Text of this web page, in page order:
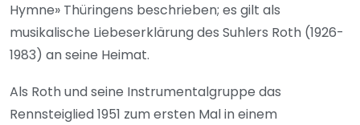
Hymne» Thüringens beschrieben; es gilt als
musikalische Liebeserklärung des Suhlers Roth (1926-
1983) an seine Heimat.
Als Roth und seine Instrumentalgruppe das
Rennsteiglied 1951 zum ersten Mal in einem